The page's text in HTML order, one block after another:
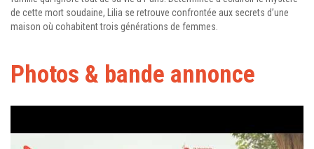
de cette mort soudaine, Lilia se retrouve confrontée aux secrets d’une
maison où cohabitent trois générations de femmes.
Photos & bande annonce